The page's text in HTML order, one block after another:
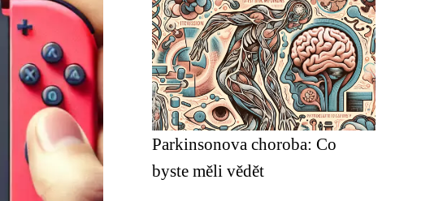
Parkinsonova choroba: Co
byste měli vědět